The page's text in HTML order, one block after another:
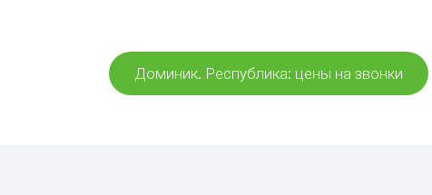
Доминик. Республика: цены на звонки